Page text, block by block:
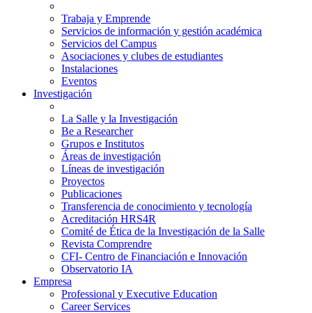
Trabaja y Emprende
Servicios de información y gestión académica
Servicios del Campus
Asociaciones y clubes de estudiantes
Instalaciones
Eventos
Investigación
La Salle y la Investigación
Be a Researcher
Grupos e Institutos
Áreas de investigación
Líneas de investigación
Proyectos
Publicaciones
Transferencia de conocimiento y tecnología
Acreditación HRS4R
Comité de Ética de la Investigación de la Salle
Revista Comprendre
CFI- Centro de Financiación e Innovación
Observatorio IA
Empresa
Professional y Executive Education
Career Services